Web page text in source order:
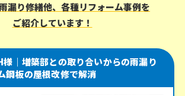
漏り修繕他、各種リフォーム事例を
ご紹介しています！
｜増築部との取り合いからの雨漏り
鋼板の屋根改修で解消